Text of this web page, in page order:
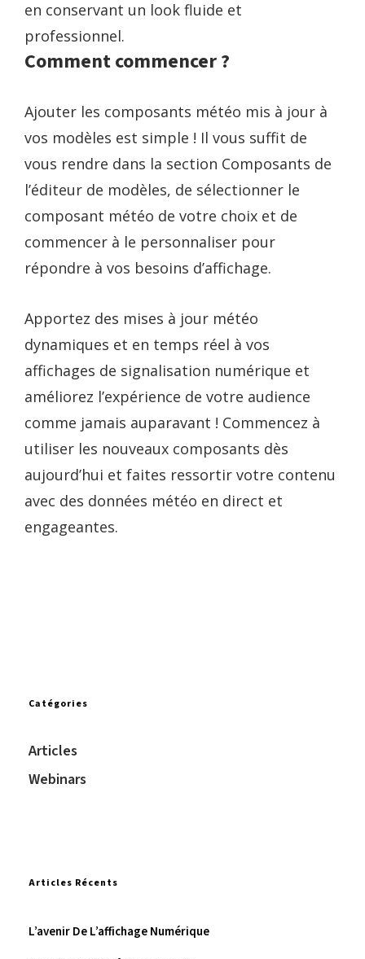
en conservant un look fluide et
professionnel.
Comment commencer ?
Ajouter les composants météo mis à jour à
vos modèles est simple ! Il vous suffit de
vous rendre dans la section Composants de
l’éditeur de modèles, de sélectionner le
composant météo de votre choix et de
commencer à le personnaliser pour
répondre à vos besoins d’affichage.
Apportez des mises à jour météo
dynamiques et en temps réel à vos
affichages de signalisation numérique et
améliorez l’expérience de votre audience
comme jamais auparavant ! Commencez à
utiliser les nouveaux composants dès
aujourd’hui et faites ressortir votre contenu
avec des données météo en direct et
engageantes.
Catégories
Articles
Webinars
Articles Récents
L’avenir De L’affichage Numérique